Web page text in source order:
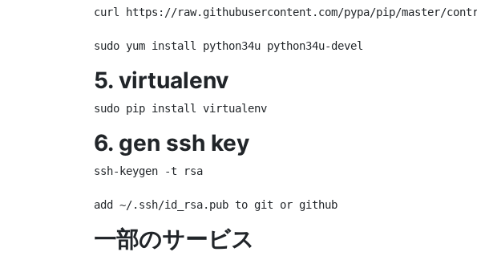
curl https://raw.githubusercontent.com/pypa/pip/master/
5. virtualenv
6. gen ssh key
ssh-keygen -t rsa
一部のサービス